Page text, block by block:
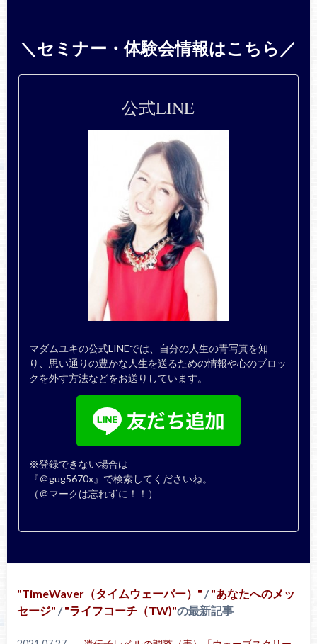
＼セミナー・体験会情報はこちら／
公式LINE
マダムユキの公式LINEでは、自分の人生の青写真を知
り、思い通りの豊かな人生を送るための情報や心のブロッ
クを外す方法などをお送りしています。
※登録できない場合は
『＠gug5670x』で検索してくださいね。
（＠マークは忘れずに！！）
TimeWaver（タイムウェーバー） / あなたへのメッ
セージ / ライフコーチ（TW) の最新記事